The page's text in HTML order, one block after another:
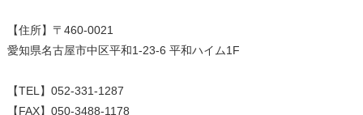
【住所】〒460-0021
愛知県名古屋市中区平和1-23-6 平和ハイム1F
【TEL】052-331-1287